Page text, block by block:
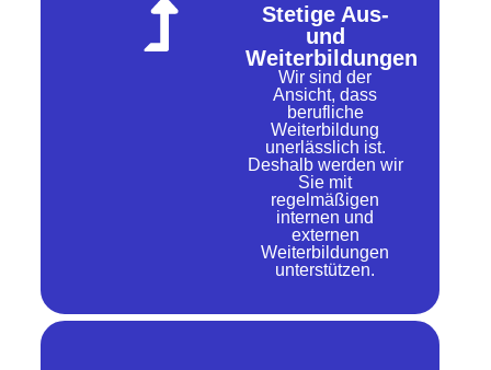
Stetige Aus-
und
Weiterbildungen
Wir sind der
Ansicht, dass
berufliche
Weiterbildung
unerlässlich ist.
Deshalb werden wir
Sie mit
regelmäßigen
internen und
externen
Weiterbildungen
unterstützen.